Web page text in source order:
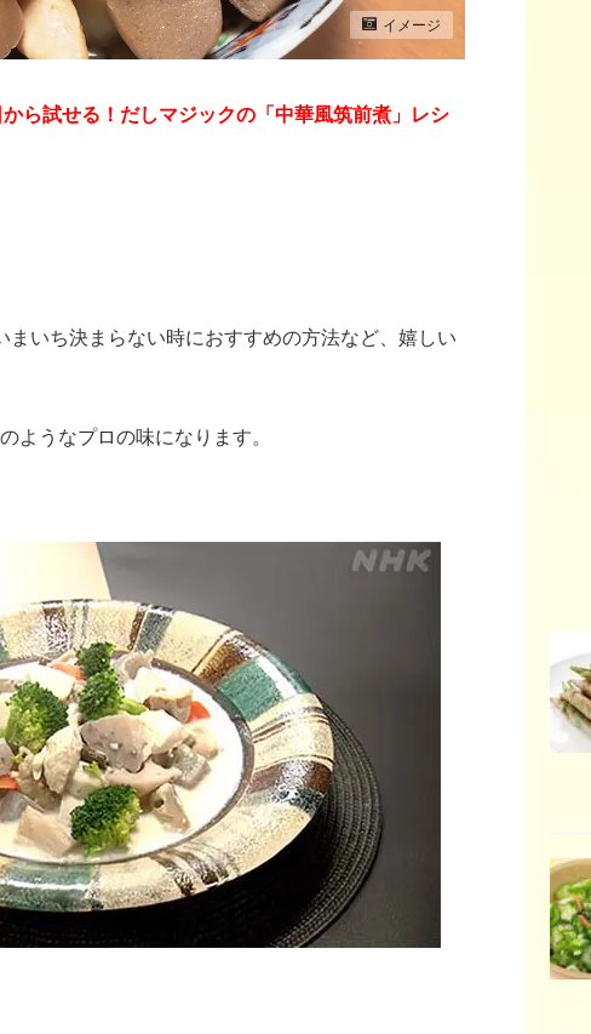
イメージ
ら試せる！だしマジックの「中華風筑前煮」レシ
いち決まらない時におすすめの方法など、嬉しい
ようなプロの味になります。